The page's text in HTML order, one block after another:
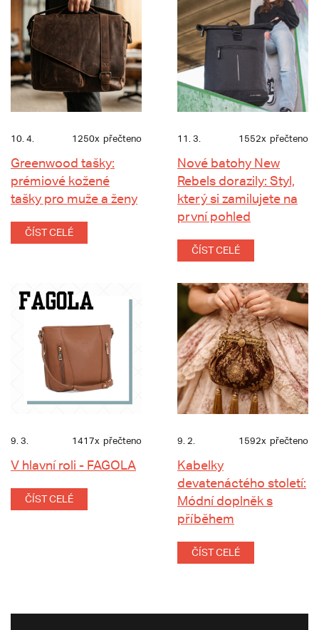
10. 4. 1250x přečteno
Greenwood tašky:
prémiové kožené
tašky pro muže a ženy
ČÍST CELÉ
11. 3. 1552x přečteno
Nové batohy New
Rebels dorazily: Styl,
který si zamilujete na
první pohled
ČÍST CELÉ
9. 3. 1417x přečteno
V hlavní roli - FAGOLA
ČÍST CELÉ
9. 2. 1592x přečteno
Kabelky
devatenáctého století:
Módní doplněk s
příběhem
ČÍST CELÉ